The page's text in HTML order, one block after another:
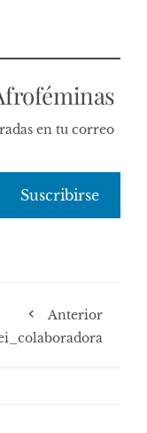
en tu correo
Suscribirse
Anterior